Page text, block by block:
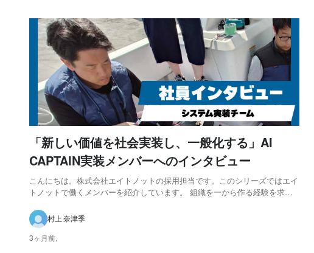
「新しい価値を社会実装し、一般化する」AI
CAPTAIN実装メンバーへのインタビュー
こんにちは。株式会社エイトノットの採用担当です。このシリーズではエイ
トノットで働くメンバーを紹介しています。 組織を一から作る経験を求め
のAI CAPTAINをクライアントの船舶に納品する実装チームに所属してお
り、担当業務は大きく３つあります。...
村上 奈津季
3ヶ月前,